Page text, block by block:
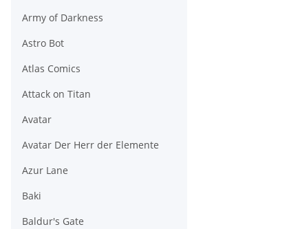
Army of Darkness
Astro Bot
Atlas Comics
Attack on Titan
Avatar
Avatar Der Herr der Elemente
Azur Lane
Baki
Baldur's Gate